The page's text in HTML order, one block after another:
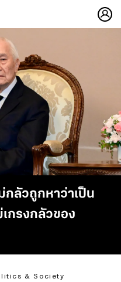
กลัวถูกหาว่าเป็น
กรงกลัวของ
& Society